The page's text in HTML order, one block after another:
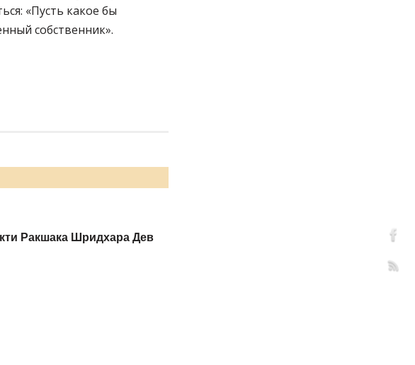
«Пусть какое бы
собственник».
Ракшака Шридхара Дев